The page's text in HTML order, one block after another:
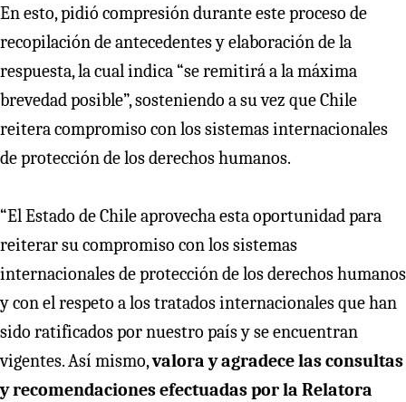
En esto, pidió compresión durante este proceso de
recopilación de antecedentes y elaboración de la
respuesta, la cual indica “se remitirá a la máxima
brevedad posible”, sosteniendo a su vez que Chile
reitera compromiso con los sistemas internacionales
de protección de los derechos humanos.
“El Estado de Chile aprovecha esta oportunidad para
reiterar su compromiso con los sistemas
internacionales de protección de los derechos humanos
y con el respeto a los tratados internacionales que han
sido ratificados por nuestro país y se encuentran
vigentes. Así mismo,valora y agradece las consultas
y recomendaciones efectuadas por la Relatora